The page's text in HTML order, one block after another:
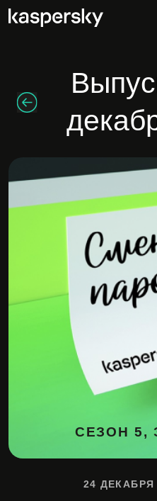
СЕЗОН 5,
24 ДЕКАБРЯ